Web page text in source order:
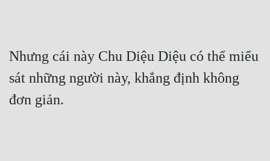
Nhưng cái này Chu Diệu Diệu có thể miểu
sát những người này, khẳng định không
đơn giản.